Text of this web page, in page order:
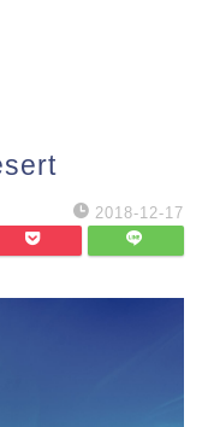
2018-12-17